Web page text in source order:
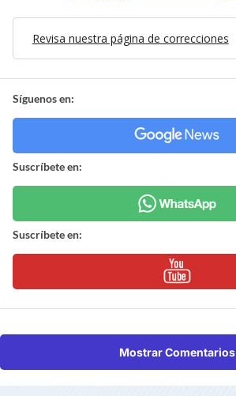
Revisa nuestra página de correcciones
Síguenos en:
Suscríbete en:
Suscríbete en:
Mostrar Comentarios